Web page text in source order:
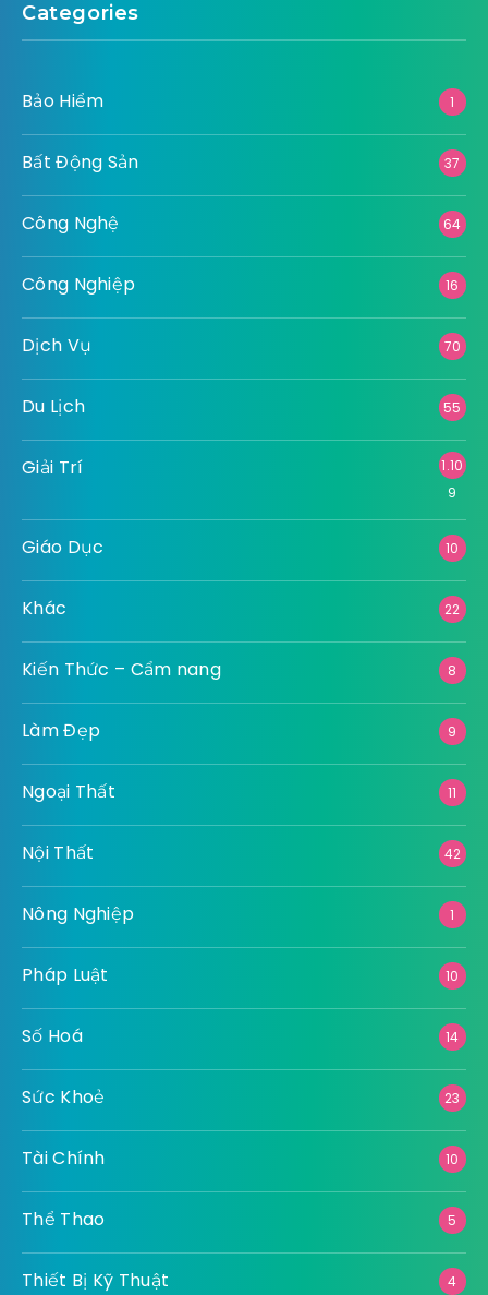
Categories
Bảo Hiểm 1
Bất Động Sản 37
Công Nghệ 64
Công Nghiệp 16
Dịch Vụ 70
Du Lịch 55
Giải Trí
1.10
9
Giáo Dục 10
Khác 22
Kiến Thức – Cẩm nang 8
Làm Đẹp 9
Ngoại Thất 11
Nội Thất 42
Nông Nghiệp 1
Pháp Luật 10
Số Hoá 14
Sức Khoẻ 23
Tài Chính 10
Thể Thao 5
Thiết Bị Kỹ Thuật 4